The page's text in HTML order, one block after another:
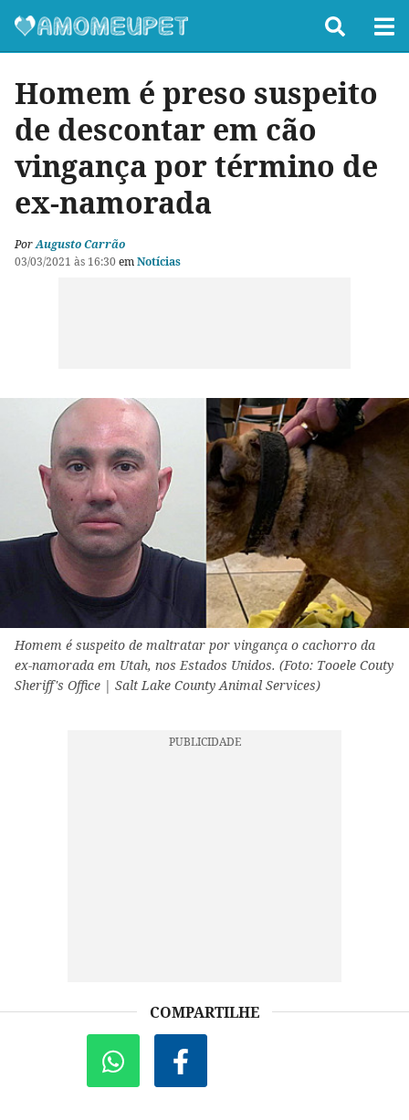
Homem é preso suspeito
de descontar em cão
vingança por término de
ex-namorada
PorAugusto Carrão
03/03/2021 às 16:30 emNotícias
Homem é suspeito de maltratar por vingança o cachorro da
ex-namorada em Utah, nos Estados Unidos. (Foto: Tooele Couty
Sheriff's Office | Salt Lake County Animal Services)
COMPARTILHE